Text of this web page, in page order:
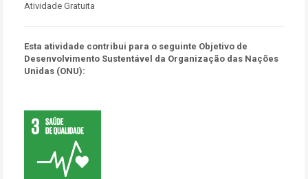
Atividade Gratuita
Esta atividade contribui para o seguinte Objetivo de
Desenvolvimento Sustentável da Organização das Nações
Unidas (ONU):